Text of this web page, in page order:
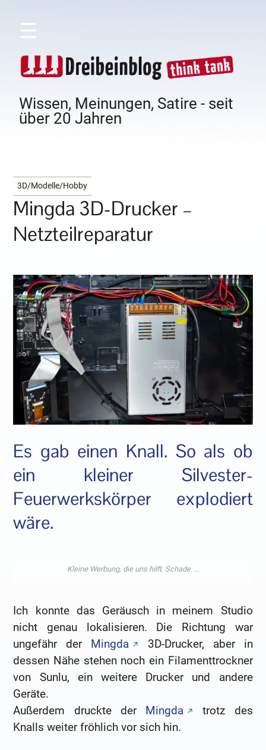
☰
Wissen, Meinungen, Satire - seit
über 20 Jahren
3D/Modelle/Hobby
Mingda 3D-Drucker –
Netzteilreparatur
Es gab einen Knall. So als ob
ein kleiner Silvester-
Feuerwerkskörper explodiert
wäre.
Ich konnte das Geräusch in meinem Studio
nicht genau lokalisieren. Die Richtung war
ungefähr der Mingda
3D-Drucker, aber in
dessen Nähe stehen noch ein Filamenttrockner
von Sunlu, ein weitere Drucker und andere
Geräte.
Außerdem druckte der Mingda
trotz des
Knalls weiter fröhlich vor sich hin.